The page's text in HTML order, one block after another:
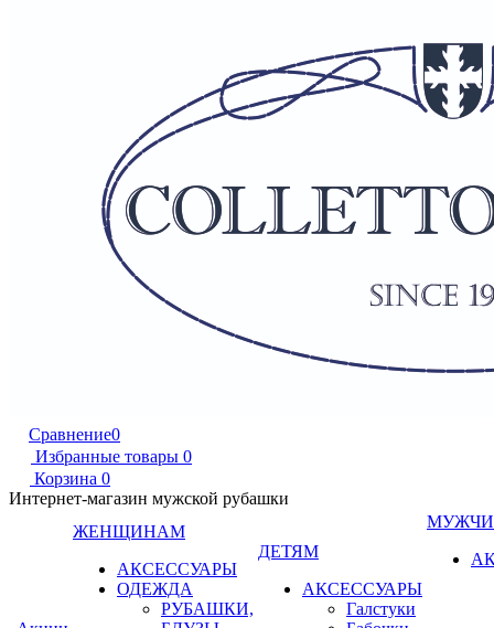
Сравнение0
Избранные товары 0
Корзина 0
Интернет-магазин мужской рубашки
ЖЕНЩИНАМ
АКСЕССУАРЫ
ОДЕЖДА
РУБАШКИ,
ДЕТЯМ
АКСЕССУАРЫ
Галстуки